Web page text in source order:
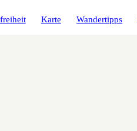
Karte Wandertipps